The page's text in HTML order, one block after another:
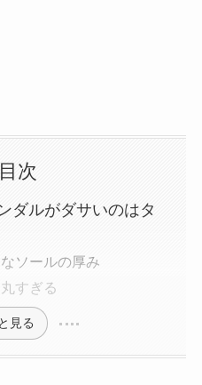
目次
ダルがダサいのはタ
ソールの厚み
すぎる
見る